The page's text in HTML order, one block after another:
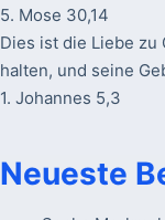
5. Mose 30,14
Dies ist die Liebe zu
halten, und seine
1. Johannes 5,3
Neueste